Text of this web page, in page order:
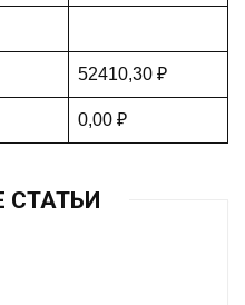
52410,30 ₽
0,00 ₽
СТАТЬИ